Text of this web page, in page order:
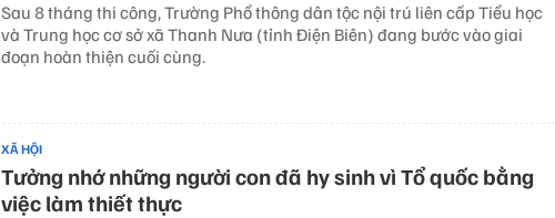
Sau 8 tháng thi công, Trường Phổ thông dân tộc nội trú liên cấp Tiểu học
và Trung học cơ sở xã Thanh Nưa (tỉnh Điện Biên) đang bước vào giai
đoạn hoàn thiện cuối cùng.
XÃ HỘI
Tưởng nhớ những người con đã hy sinh vì Tổ quốc bằng
việc làm thiết thực